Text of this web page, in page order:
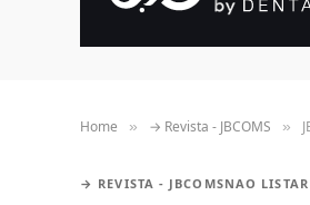
Home » → Revista - JBCOMS »
→ REVISTA - JBCOMSNAO LISTAR